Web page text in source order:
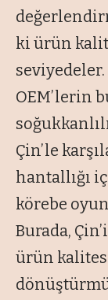
ki ürün
OEM’lerin
Çin’le
hantallığı
körebe
Burada,
ürün